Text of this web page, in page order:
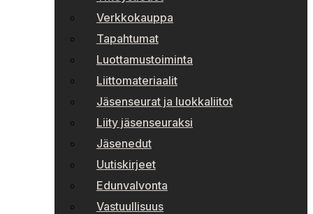
Verkkokauppa
Tapahtumat
Luottamustoiminta
Liittomateriaalit
Jäsenseurat ja luokkaliitot
Liity jäsenseuraksi
Jäsenedut
Uutiskirjeet
Edunvalvonta
Vastuullisuus